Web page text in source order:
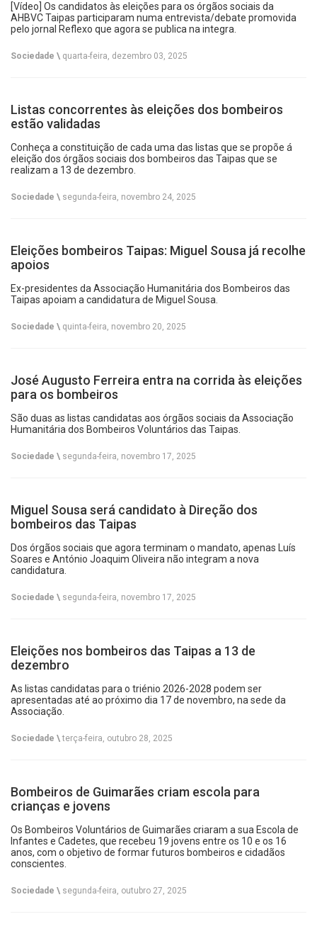
[Vídeo] Os candidatos às eleições para os órgãos sociais da
AHBVC Taipas participaram numa entrevista/debate promovida
pelo jornal Reflexo que agora se publica na integra.
Sociedade \ quarta-feira, dezembro 03, 2025
Listas concorrentes às eleições dos bombeiros
estão validadas
Conheça a constituição de cada uma das listas que se propõe á
eleição dos órgãos sociais dos bombeiros das Taipas que se
realizam a 13 de dezembro.
Sociedade \ segunda-feira, novembro 24, 2025
Eleições bombeiros Taipas: Miguel Sousa já recolhe
apoios
Ex-presidentes da Associação Humanitária dos Bombeiros das
Taipas apoiam a candidatura de Miguel Sousa.
Sociedade \ quinta-feira, novembro 20, 2025
José Augusto Ferreira entra na corrida às eleições
para os bombeiros
São duas as listas candidatas aos órgãos sociais da Associação
Humanitária dos Bombeiros Voluntários das Taipas.
Sociedade \ segunda-feira, novembro 17, 2025
Miguel Sousa será candidato à Direção dos
bombeiros das Taipas
Dos órgãos sociais que agora terminam o mandato, apenas Luís
Soares e António Joaquim Oliveira não integram a nova
candidatura.
Sociedade \ segunda-feira, novembro 17, 2025
Eleições nos bombeiros das Taipas a 13 de
dezembro
As listas candidatas para o triénio 2026-2028 podem ser
apresentadas até ao próximo dia 17 de novembro, na sede da
Associação.
Sociedade \terça-feira, outubro 28, 2025
Bombeiros de Guimarães criam escola para
crianças e jovens
Os Bombeiros Voluntários de Guimarães criaram a sua Escola de
Infantes e Cadetes, que recebeu 19 jovens entre os 10 e os 16
anos, com o objetivo de formar futuros bombeiros e cidadãos
conscientes.
Sociedade \ segunda-feira, outubro 27, 2025